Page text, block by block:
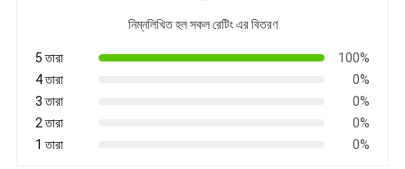
নিম্নলিখিত হল সকল রেটিং এর বিতরণ
5 তারা
100%
4 তারা
0%
3 তারা
0%
2 তারা
0%
1 তারা
0%